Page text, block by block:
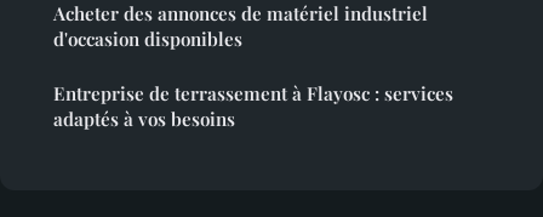
Acheter des annonces de matériel industriel
d'occasion disponibles
Entreprise de terrassement à Flayosc : services
adaptés à vos besoins